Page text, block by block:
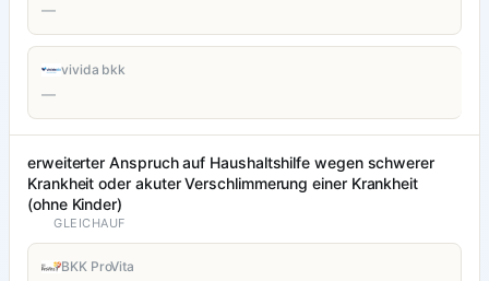
—
vivida bkk
—
erweiterter Anspruch auf Haushaltshilfe wegen schwerer
Krankheit oder akuter Verschlimmerung einer Krankheit
(ohne Kinder)
GLEICHAUF
BKK ProVita